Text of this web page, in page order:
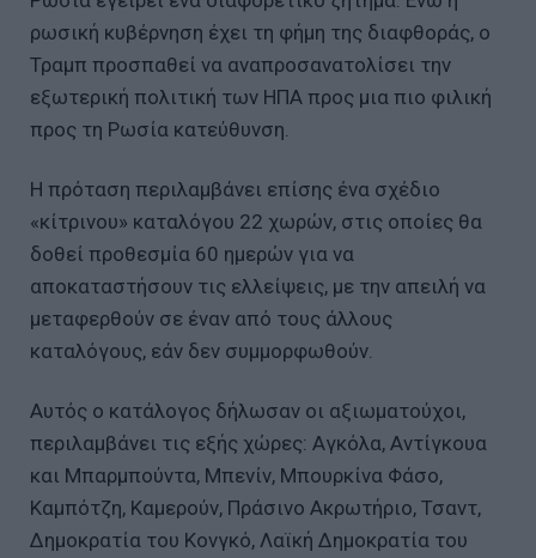
ρωσική κυβέρνηση έχει τη φήμη της διαφθοράς, ο
Τραμπ προσπαθεί να αναπροσανατολίσει την
εξωτερική πολιτική των ΗΠΑ προς μια πιο φιλική
προς τη Ρωσία κατεύθυνση.
Η πρόταση περιλαμβάνει επίσης ένα σχέδιο
«κίτρινου» καταλόγου 22 χωρών, στις οποίες θα
δοθεί προθεσμία 60 ημερών για να
αποκαταστήσουν τις ελλείψεις, με την απειλή να
μεταφερθούν σε έναν από τους άλλους
καταλόγους, εάν δεν συμμορφωθούν.
Αυτός ο κατάλογος δήλωσαν οι αξιωματούχοι,
περιλαμβάνει τις εξής χώρες: Αγκόλα, Αντίγκουα
και Μπαρμπούντα, Μπενίν, Μπουρκίνα Φάσο,
Καμπότζη, Καμερούν, Πράσινο Ακρωτήριο, Τσαντ,
Δημοκρατία του Κονγκό, Λαϊκή Δημοκρατία του